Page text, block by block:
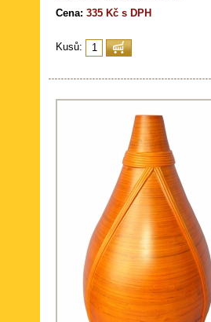
Cena: 335 Kč s DPH
Kusů: